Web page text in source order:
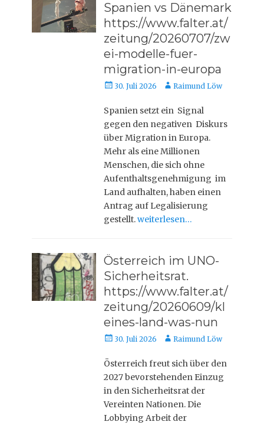
Spanien vs Dänemark
https://www.falter.at/
zeitung/20260707/zw
ei-modelle-fuer-
migration-in-europa
Veröffentlicht
30. Juli 2026 AutorRaimund Löw
Spanien setzt ein Signal
gegen den negativen Diskurs
über Migration in Europa.
Mehr als eine Millionen
Menschen, die sich ohne
Aufenthaltsgenehmigung im
Land aufhalten, haben einen
Antrag auf Legalisierung
gestellt.weiterlesen…
Österreich im UNO-
Sicherheitsrat.
https://www.falter.at/
zeitung/20260609/kl
eines-land-was-nun
Veröffentlicht
30. Juli 2026 AutorRaimund Löw
Österreich freut sich über den
2027 bevorstehenden Einzug
in den Sicherheitsrat der
Vereinten Nationen. Die
Lobbying Arbeit der